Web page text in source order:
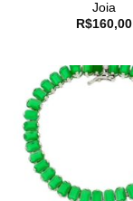
Joia
R$160,00